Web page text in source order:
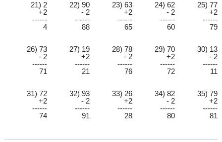
21) 2 22) 90 23) 63 24) 62
25) 77
+2
- 2 +2 - 2
+2
------
------ ------ ------
------
4
88 65 60 79
26) 73 27) 19 28) 78 29) 70
30) 13
- 2
+2 - 2 +2
- 2
------
------ ------ ------
------
71
21 76 72 11
31) 72 32) 93 33) 26 34) 82
35) 79
+2
- 2 +2 - 2
+2
------
------ ------ ------
------
74
91 28 80 81